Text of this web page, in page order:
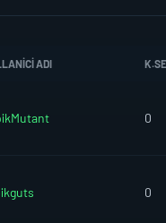
ADI
0
0